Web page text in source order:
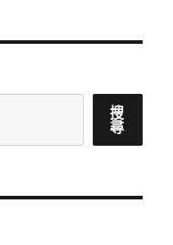
搜
尋